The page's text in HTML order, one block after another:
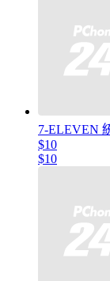
7-ELEVEN
$10
$10